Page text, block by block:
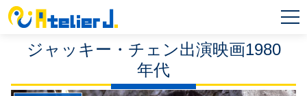
ジャッキー・チェン出演映画1980
年代